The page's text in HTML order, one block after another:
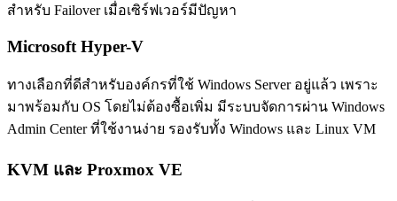
สำหรับ Failover เมื่อเซิร์ฟเวอร์มีปัญหา
Microsoft Hyper-V
ทางเลือกที่ดีสำหรับองค์กรที่ใช้ Windows Server อยู่แล้ว เพราะ
มาพร้อมกับ OS โดยไม่ต้องซื้อเพิ่ม มีระบบจัดการผ่าน Windows
Admin Center ที่ใช้งานง่าย รองรับทั้ง Windows และ Linux VM
KVM และ Proxmox VE